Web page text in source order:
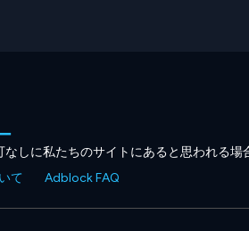
しに私たちのサイトにあると思われる
て Adblock FAQ